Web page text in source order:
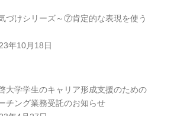
づけシリーズ～⑦肯定的な表現を使う
年10月18日
大学学生のキャリア形成支援のための
チング業務受託のお知らせ